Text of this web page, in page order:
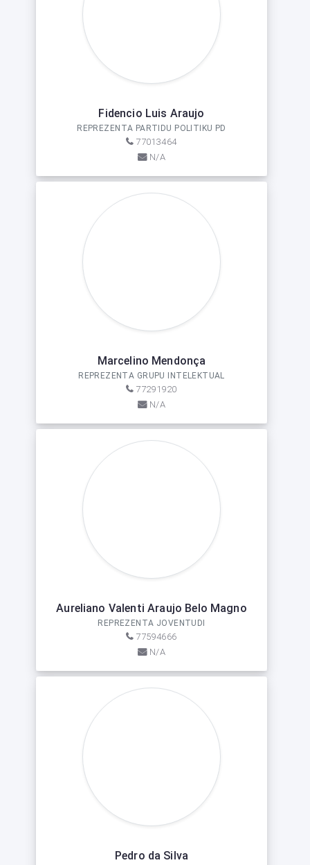
Fidencio Luis Araujo
REPREZENTA PARTIDU POLITIKU PD
77013464
N/A
Marcelino Mendonça
REPREZENTA GRUPU INTELEKTUAL
77291920
N/A
Aureliano Valenti Araujo Belo Magno
REPREZENTA JOVENTUDI
77594666
N/A
Pedro da Silva